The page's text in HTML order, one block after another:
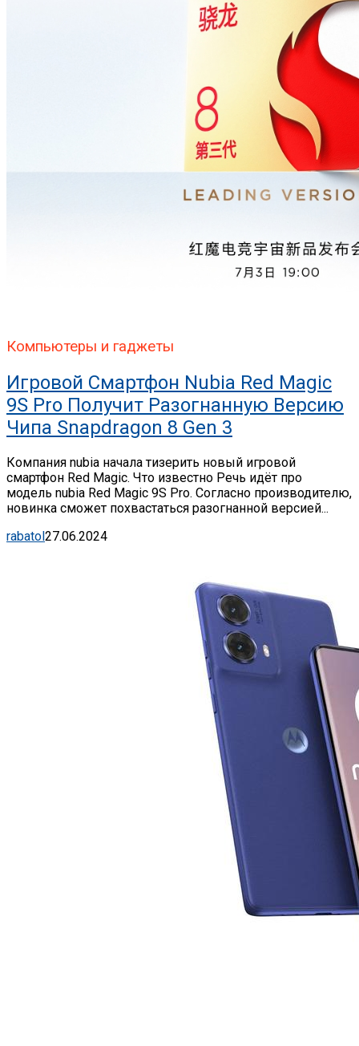
Компьютеры и гаджеты
Игровой Смартфон Nubia Red Magic
9S Pro Получит Разогнанную Версию
Чипа Snapdragon 8 Gen 3
Компания nubia начала тизерить новый игровой
смартфон Red Magic. Что известно Речь идёт про
модель nubia Red Magic 9S Pro. Согласно производителю,
новинка сможет похвастаться разогнанной версией...
rabatol27.06.2024